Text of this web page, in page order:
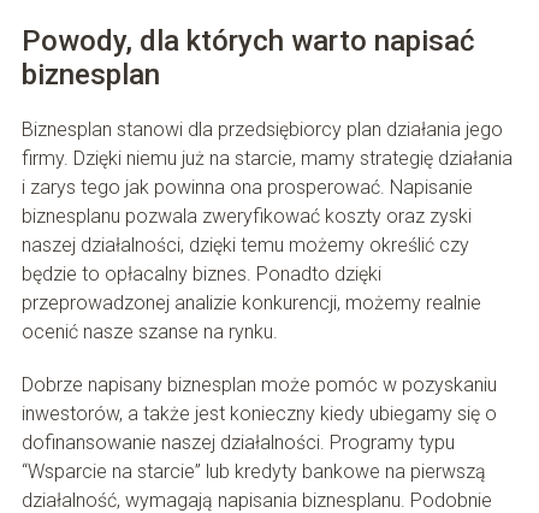
Powody, dla których warto napisać
biznesplan
Biznesplan stanowi dla przedsiębiorcy plan działania jego
firmy. Dzięki niemu już na starcie, mamy strategię działania
i zarys tego jak powinna ona prosperować. Napisanie
biznesplanu pozwala zweryfikować koszty oraz zyski
naszej działalności, dzięki temu możemy określić czy
będzie to opłacalny biznes. Ponadto dzięki
przeprowadzonej analizie konkurencji, możemy realnie
ocenić nasze szanse na rynku.
Dobrze napisany biznesplan może pomóc w pozyskaniu
inwestorów, a także jest konieczny kiedy ubiegamy się o
dofinansowanie naszej działalności. Programy typu
“Wsparcie na starcie” lub kredyty bankowe na pierwszą
działalność, wymagają napisania biznesplanu. Podobnie